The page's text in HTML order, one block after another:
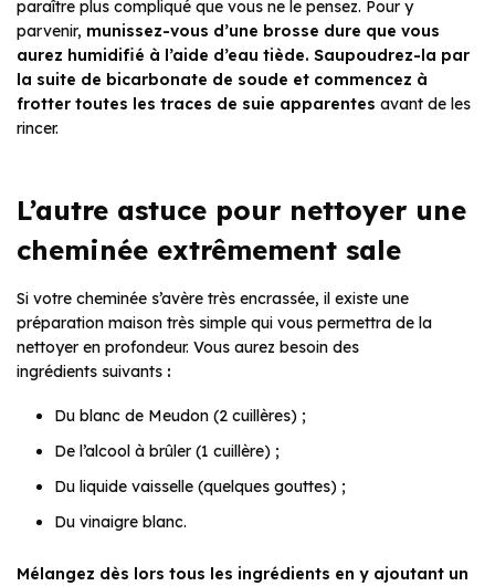
paraître plus compliqué que vous ne le pensez. Pour y
parvenir, munissez-vous d’une brosse dure que vous
aurez humidifié à l’aide d’eau tiède. Saupoudrez-la par
la suite de bicarbonate de soude et commencez à
frotter toutes les traces de suie apparentes avant de les
rincer.
L’autre astuce pour nettoyer une
cheminée extrêmement sale
Si votre cheminée s’avère très encrassée, il existe une
préparation maison très simple qui vous permettra de la
nettoyer en profondeur. Vous aurez besoin des
ingrédients suivants :
Du blanc de Meudon (2 cuillères) ;
De l’alcool à brûler (1 cuillère) ;
Du liquide vaisselle (quelques gouttes) ;
Du vinaigre blanc.
Mélangez dès lors tous les ingrédients en y ajoutant un